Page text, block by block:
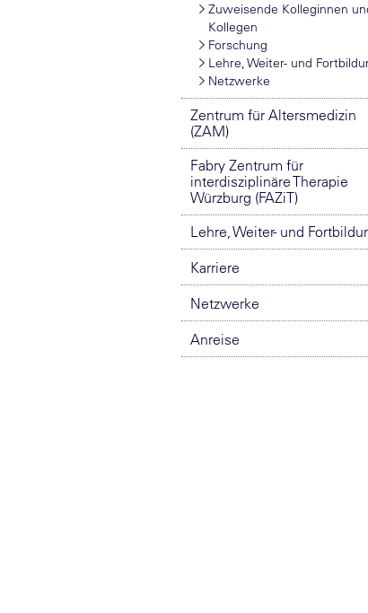
Zuweisende Kolleginnen
Kollegen
Forschung
Lehre, Weiter- und
Netzwerke
Zentrum für Altersmedizin
(ZAM)
Fabry Zentrum für
interdisziplinäre Therapie
Würzburg (FAZiT)
Lehre, Weiter- und
Karriere
Netzwerke
Anreise